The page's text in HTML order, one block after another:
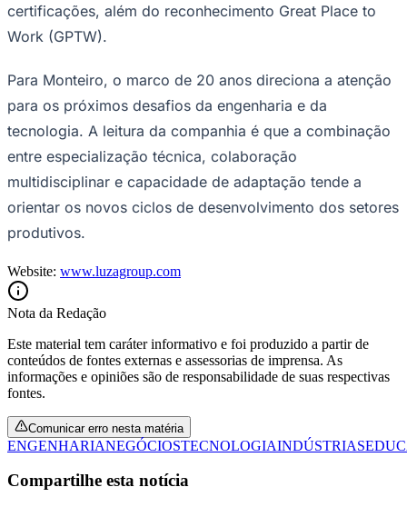
Flamengo
certificações, além do reconhecimento Great Place to
Work (GPTW).
Para Monteiro, o marco de 20 anos direciona a atenção
para os próximos desafios da engenharia e da
tecnologia. A leitura da companhia é que a combinação
entre especialização técnica, colaboração
multidisciplinar e capacidade de adaptação tende a
orientar os novos ciclos de desenvolvimento dos setores
produtivos.
Website: www.luzagroup.com
Nota da Redação
Este material tem caráter informativo e foi produzido a partir de
conteúdos de fontes externas e assessorias de imprensa. As
informações e opiniões são de responsabilidade de suas respectivas
fontes.
Comunicar erro nesta matéria
ENGENHARIANEGÓCIOSTECNOLOGIAINDÚSTRIAS
Compartilhe esta notícia